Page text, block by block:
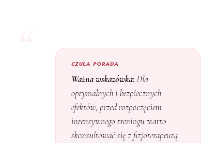
CZUŁA PORADA
Ważna wskazówka:Dla
optymalnych i bezpiecznych
efektów, przed rozpoczęciem
intensywnego treningu warto
skonsultować się z fizjoterapeutą